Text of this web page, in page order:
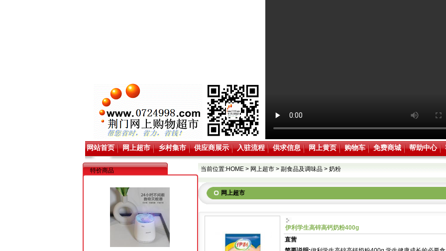
网站首页 网上超市 乡村集市 供应商展示 入驻流程 供求信息 网上黄页 购物车 免费商城 帮助中心
特价商品 当前位置:HOME > 网上超市 > 副食品及调味品 > 奶粉
网上超市
伊利学生高锌高钙奶粉400g
直营